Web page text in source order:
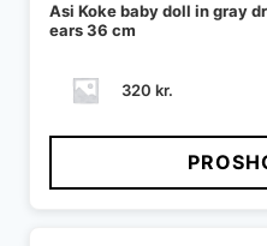
Asi Koke baby doll in gray
ears 36 cm
320 kr.